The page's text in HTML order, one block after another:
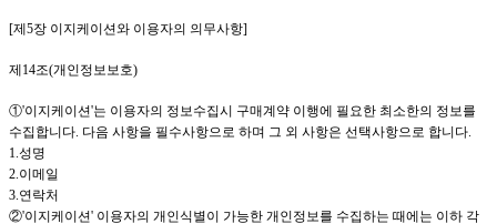
[제5장 이지케이션와 이용자의 의무사항]
제14조(개인정보보호)
①'이지케이션'는 이용자의 정보수집시 구매계약 이행에 필요한 최소한의 정보를
수집합니다 다음 사항을 필수사항으로 하며 그 외 사항은 선택사항으로 합니다
1. 성명
2. 이메일
3. 연락처
②'이지케이션' 이용자의 개인식별이 가능한 개인정보를 수집하는 때에는 이하 각